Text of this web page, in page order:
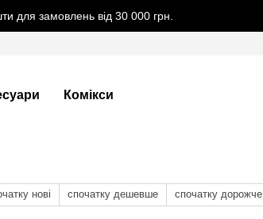
для замовлень від 30 000 грн.
Комікси
нові спочатку дешевше спочатку дорожче